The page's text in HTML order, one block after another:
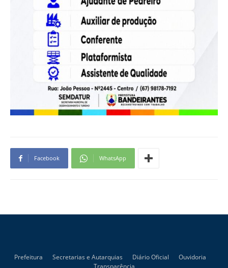
Facebook WhatsApp
Prefeitura Secretarias e Autarquias Diário Oficial
Ouvidoria